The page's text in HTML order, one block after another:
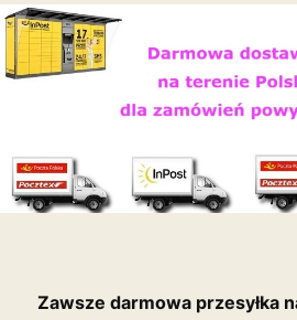
Zawsze darmowa przesyłka